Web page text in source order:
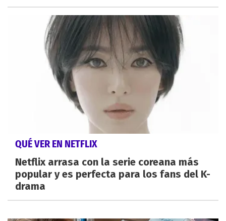
QUÉ VER EN NETFLIX
Netflix arrasa con la serie coreana más
popular y es perfecta para los fans del K-
drama